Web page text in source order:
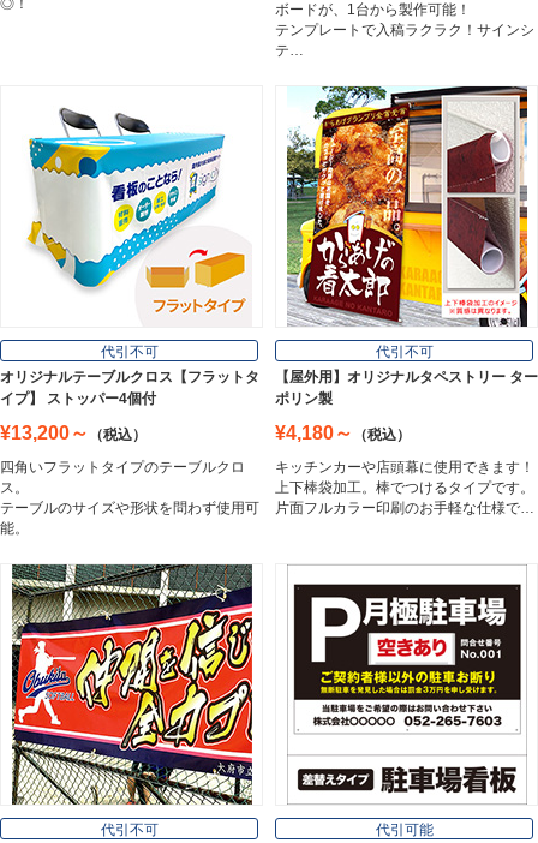
White Board
プレート看板
Plate Board
壁面看板
Wall Sign
フロアサイン／路面表示
Floor / Road Surface Sign
アルミ複合板
Aluminum Composite Board
スチレンボード
Styrene Board
板材
Board
フレーム／看板枠
Frame
◎！
ボードが、1台から製作可能！
テンプレートで入稿ラクラク！サインシ
テ…
代引不可
オリジナルテーブルクロス【フラットタ
イプ】 ストッパー4個付
¥13,200～
（税込）
四角いフラットタイプのテーブルクロ
ス。
テーブルのサイズや形状を問わず使用可
能。
代引不可
【屋外用】オリジナルタペストリー ター
ポリン製
¥4,180～
（税込）
キッチンカーや店頭幕に使用できます！
上下棒袋加工。棒でつけるタイプです。
片面フルカラー印刷のお手軽な仕様で…
代引不可
代引可能